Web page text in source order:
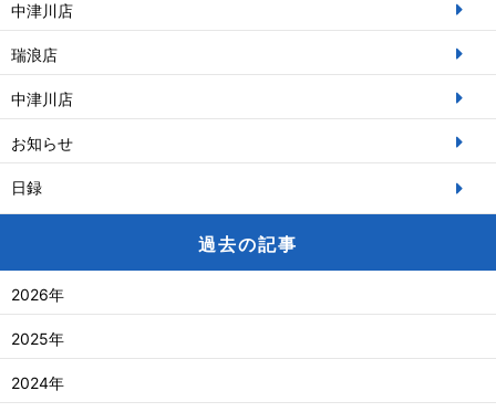
中津川店
瑞浪店
中津川店
お知らせ
日録
過去の記事
2026年
2025年
2024年